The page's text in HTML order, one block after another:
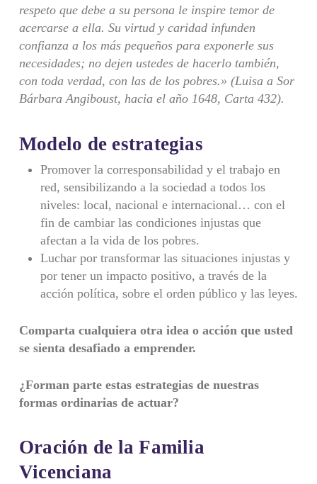
respeto que debe a su persona le inspire temor de
acercarse a ella. Su virtud y caridad infunden
confianza a los más pequeños para exponerle sus
necesidades; no dejen ustedes de hacerlo también,
con toda verdad, con las de los pobres.» (Luisa a Sor
Bárbara Angiboust, hacia el año 1648, Carta 432).
Modelo de estrategias
Promover la corresponsabilidad y el trabajo en
red, sensibilizando a la sociedad a todos los
niveles: local, nacional e internacional… con el
fin de cambiar las condiciones injustas que
afectan a la vida de los pobres.
Luchar por transformar las situaciones injustas y
por tener un impacto positivo, a través de la
acción política, sobre el orden público y las leyes.
Comparta cualquiera otra idea o acción que usted
se sienta desafiado a emprender.
¿Forman parte estas estrategias de nuestras
formas ordinarias de actuar?
Oración de la Familia
Vicenciana